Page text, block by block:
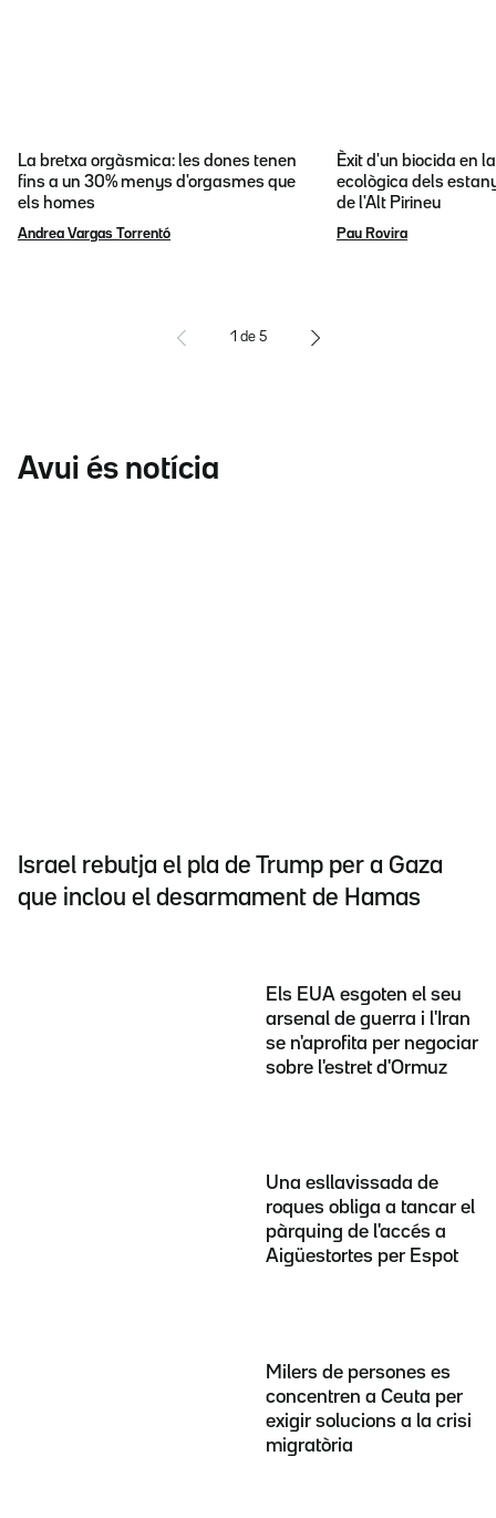
La bretxa orgàsmica: les dones tenen
fins a un 30% menys d'orgasmes que
els homes
Andrea Vargas Torrentó
Èxit d'un biocida en
ecològica dels
de l'Alt Pirineu
Pau Rovira
1 de 5
Avui és notícia
Israel rebutja el pla de Trump per a Gaza
que inclou el desarmament de Hamas
Els EUA esgoten el seu
arsenal de guerra i l'Iran
se n'aprofita per negociar
sobre l'estret d'Ormuz
Una esllavissada de
roques obliga a tancar el
pàrquing de l'accés a
Aigüestortes per Espot
Milers de persones es
concentren a Ceuta per
exigir solucions a la crisi
migratòria